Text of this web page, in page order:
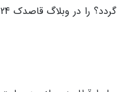
این خصوص می توانید مقاله ای با اسم بار غیر همراه چیست و در چه سفرهایی استفاده می گردد؟ را در وبلاگ قاصدک 24